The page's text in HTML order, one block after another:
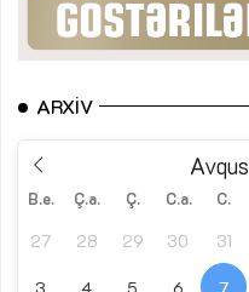
ARXIV
B.e. Ç.a. Ç. C.a. C.
27 28 29 30 31